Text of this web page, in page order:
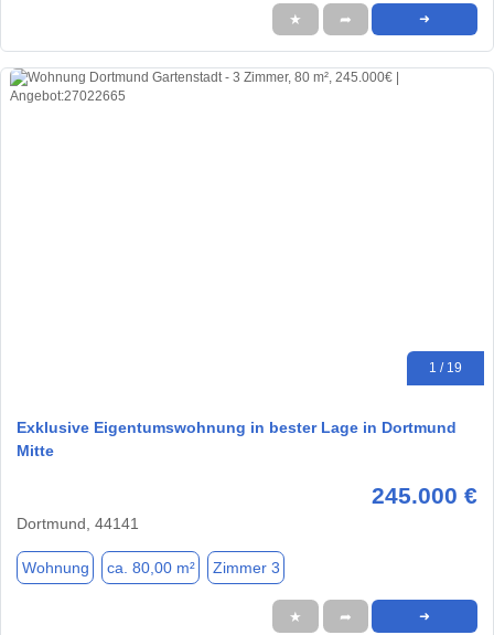
★ ➦ ➜
1 / 19
Exklusive Eigentumswohnung in bester Lage in Dortmund
Mitte
245.000 €
Dortmund, 44141
Wohnung ca. 80,00 m² Zimmer 3
★ ➦ ➜